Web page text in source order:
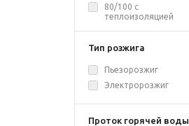
80/100 с
теплоизоляцией
Тип розжига
Пьезорозжиг
Электророзжиг
Проток горячей воды